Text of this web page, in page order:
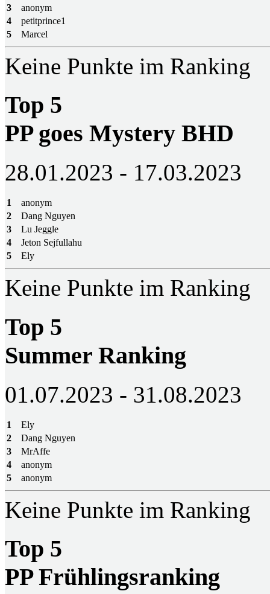
3
anonym
4
petitprince1
5
Marcel
Keine Punkte im Ranking
Top 5
PP goes Mystery BHD
28.01.2023 - 17.03.2023
1
anonym
2
Dang Nguyen
3
Lu Jeggle
4
Jeton Sejfullahu
5
Ely
Keine Punkte im Ranking
Top 5
Summer Ranking
01.07.2023 - 31.08.2023
1
Ely
2
Dang Nguyen
3
MrAffe
4
anonym
5
anonym
Keine Punkte im Ranking
Top 5
PP Frühlingsranking